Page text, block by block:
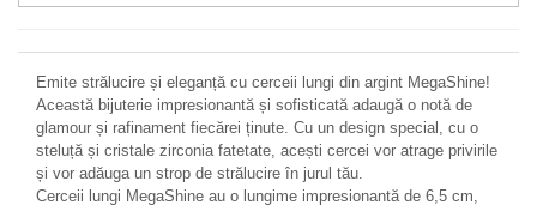
Emite strălucire și eleganță cu cerceii lungi din argint MegaShine!
Această bijuterie impresionantă și sofisticată adaugă o notă de
glamour și rafinament fiecărei ținute. Cu un design special, cu o
steluță și cristale zirconia fatetate, acești cercei vor atrage privirile
și vor adăuga un strop de strălucire în jurul tău.
Cerceii lungi MegaShine au o lungime impresionantă de 6,5 cm,